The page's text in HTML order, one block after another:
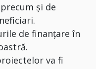
și de
de finanțare în
va fi